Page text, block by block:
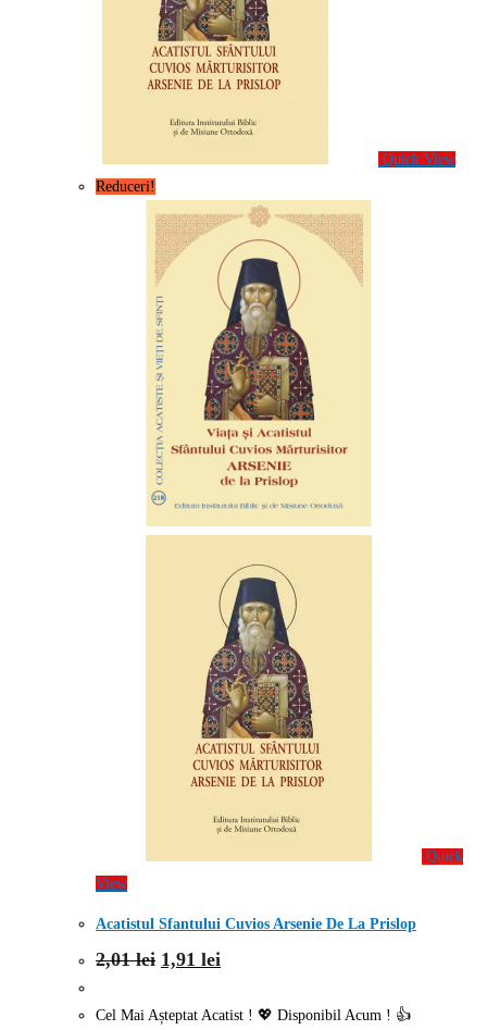
Quick View
Reduceri!
Quick
View
Acatistul Sfantului Cuvios Arsenie De La Prislop
2,01lei Prețul
inițial
fost:
1,91 lei
1,91 lei.
Cel Mai Așteptat Acatist ! 💖 Disponibil Acum ! 👍